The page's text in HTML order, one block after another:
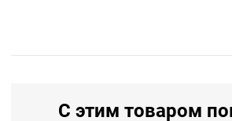
С этим товаром